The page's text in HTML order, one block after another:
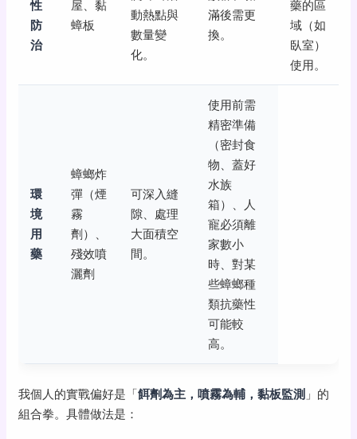
性
防
治
屋、黏
蟑板
動熱點與
數量變
化。
滿後需更
換。
藥的區
域（如
臥室）
使用。
環
境
用
藥
蟑螂炸
彈（煙
霧
劑）、
殘效噴
灑劑
可深入縫
隙、處理
大面積空
間。
使用前需
精密準備
（密封食
物、蓋好
水族
箱）、人
寵必須離
家數小
時、對某
些蟑螂種
類抗藥性
可能較
高。
我個人的實戰偏好是「餌劑為主，噴霧為輔，黏板監測 」的
組合拳。具體做法是：